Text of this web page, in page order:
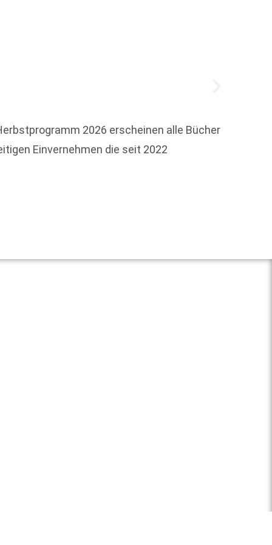
2026 erscheinen alle Bücher
Einvernehmen die seit 2022